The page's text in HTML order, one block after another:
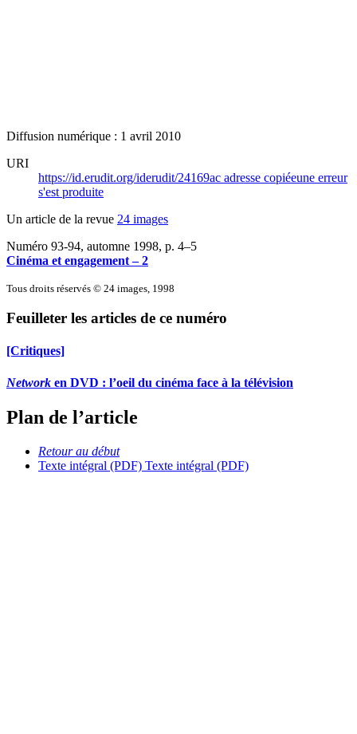
Diffusion numérique : 1 avril 2010
URI
https://id.erudit.org/iderudit/24169ac adresse copiéeune erreur
s'est produite
Un article de la revue 24 images
Numéro 93-94, automne 1998, p. 4–5
Cinéma et engagement – 2
Tous droits réservés © 24 images, 1998
Feuilleter les articles de ce numéro
[Critiques]
Network en DVD : l’oeil du cinéma face à la télévision
Plan de l’article
Retour au début
Texte intégral (PDF) Texte intégral (PDF)